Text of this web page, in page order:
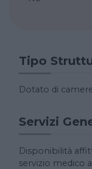
Tipo
Dotato di
Servizi
Disponibilità
servizio medico